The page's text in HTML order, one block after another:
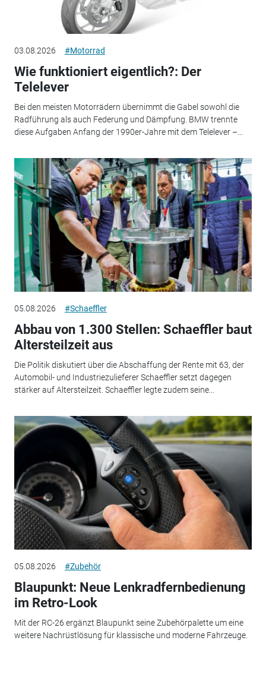
03.08.2026 #Motorrad
Wie funktioniert eigentlich?: Der
Telelever
Bei den meisten Motorrädern übernimmt die Gabel sowohl die
Radführung als auch Federung und Dämpfung. BMW trennte
diese Aufgaben Anfang der 1990er-Jahre mit dem Telelever –...
05.08.2026 #Schaeffler
Abbau von 1.300 Stellen: Schaeffler baut
Altersteilzeit aus
Die Politik diskutiert über die Abschaffung der Rente mit 63, der
Automobil- und Industriezulieferer Schaeffler setzt dagegen
stärker auf Altersteilzeit. Schaeffler legte zudem seine...
05.08.2026 #Zubehör
Blaupunkt: Neue Lenkradfernbedienung
im Retro-Look
Mit der RC-26 ergänzt Blaupunkt seine Zubehörpalette um eine
weitere Nachrüstlösung für klassische und moderne Fahrzeuge.